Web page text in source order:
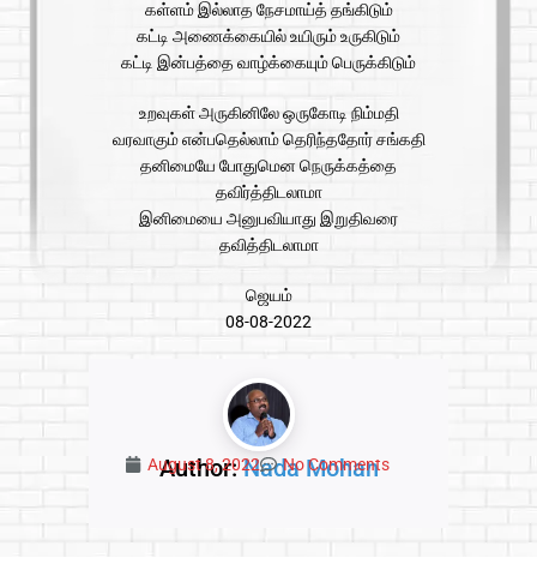
கள்ளம் இல்லாத நேசமாய்த் தங்கிடும்
கட்டி அணைக்கையில் உயிரும் உருகிடும்
கட்டி இன்பத்தை வாழ்க்கையும் பெருக்கிடும்
உறவுகள் அருகினிலே ஒருகோடி நிம்மதி
வரவாகும் என்பதெல்லாம் தெரிந்ததோர் சங்கதி
தனிமையே போதுமென நெருக்கத்தை
தவிர்த்திடலாமா
இனிமையை அனுபவியாது இறுதிவரை
தவித்திடலாமா
ஜெயம்
08-08-2022
Author:Nada Mohan
August 8, 2022 No Comments